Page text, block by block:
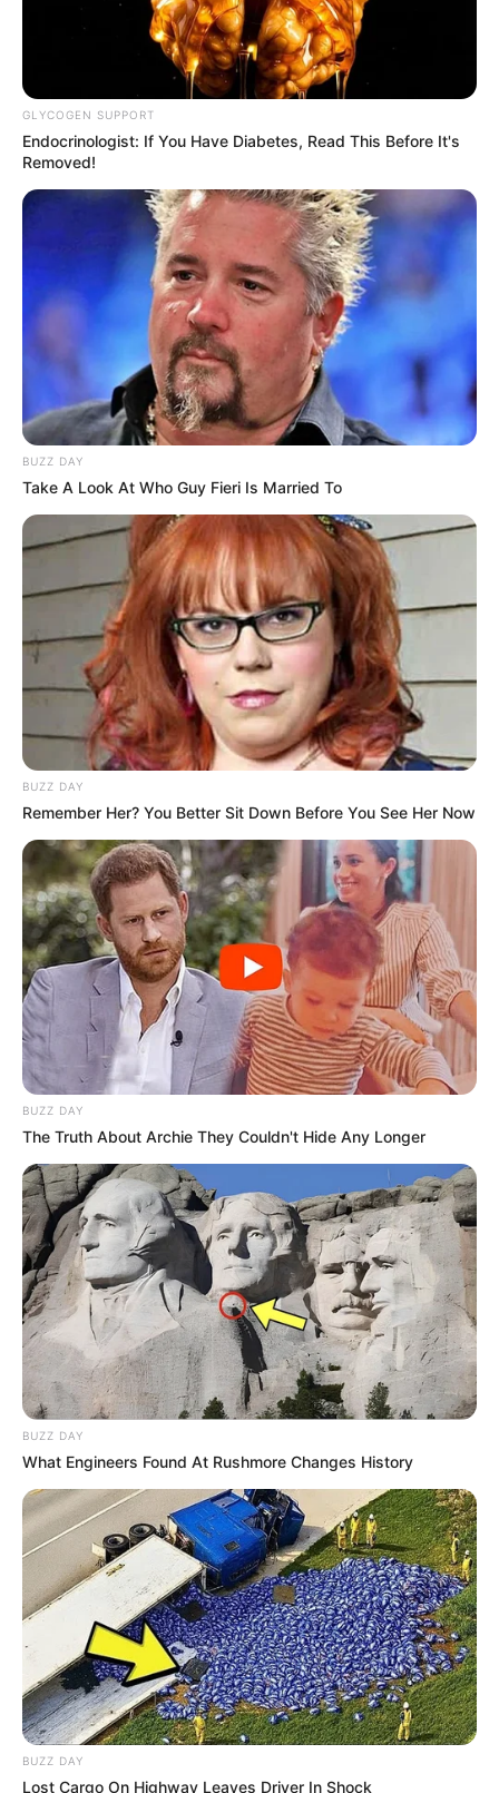
Kang Solah from Kang
Mak x Nenek Gayung
Tukar Takdir
Sukma
Dia Bukan Ibu Darah Nyai
Andai Ibu Tidak Menikah
Dengan Ayah
ULASAN
Alamat email Anda tidak akan dipublikasikan. Ruas yang wajib ditandai*
Rating
Cerita
Pemain
Akting
Musik
GLYCOGEN SUPPORT
Endocrinologist: If You Have Diabetes, Read This Before It's
Removed!
BUZZ DAY
Take A Look At Who Guy Fieri Is Married To
BUZZ DAY
Remember Her? You Better Sit Down Before You See Her Now
BUZZ DAY
The Truth About Archie They Couldn't Hide Any Longer
BUZZ DAY
What Engineers Found At Rushmore Changes History
BUZZ DAY
Lost Cargo On Highway Leaves Driver In Shock